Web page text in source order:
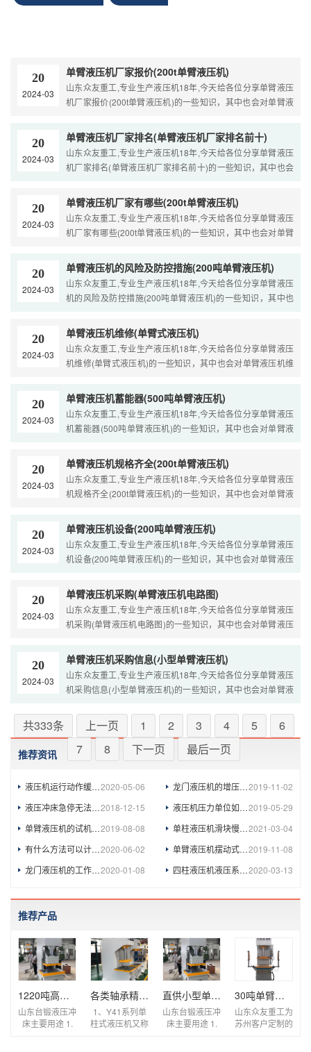
20
2024-03
单臂液压机厂家报价(200t单臂液压机)
山东众友重工,专业生产液压机18年,今天给各位分享单臂液压
机厂家报价(200t单臂液压机)的一些知识，其中也会对单臂液
现在面临的问题，别忘了关注本站，众友重工提供整套单臂液
压机厂家 ....
20
2024-03
单臂液压机厂家排名(单臂液压机厂家排名前十)
山东众友重工,专业生产液压机18年,今天给各位分享单臂液压
机厂家排名(单臂液压机厂家排名前十)的一些知识，其中也会
如果能碰巧解决你现在面临的问题，别忘了关注本站，众友重
工提供整套单臂液 ....
20
2024-03
单臂液压机厂家有哪些(200t单臂液压机)
山东众友重工,专业生产液压机18年,今天给各位分享单臂液压
机厂家有哪些(200t单臂液压机)的一些知识，其中也会对单臂
决你现在面临的问题，别忘了关注本站，众友重工提供整套单
臂液压机 ....
20
2024-03
单臂液压机的风险及防控措施(200吨单臂液压机)
山东众友重工,专业生产液压机18年,今天给各位分享单臂液压
机的风险及防控措施(200吨单臂液压机)的一些知识，其中也
释，如果能碰巧解决你现在面临的问题，别忘了关注本站，众
友重工提供整 ....
20
2024-03
单臂液压机维修(单臂式液压机)
山东众友重工,专业生产液压机18年,今天给各位分享单臂液压
机维修(单臂式液压机)的一些知识，其中也会对单臂液压机维
题，别忘了关注本站，众友重工提供整套单臂液压机维修(单臂
式液压机)行业 ....
20
2024-03
单臂液压机蓄能器(500吨单臂液压机)
山东众友重工,专业生产液压机18年,今天给各位分享单臂液压
机蓄能器(500吨单臂液压机)的一些知识，其中也会对单臂液
现在面临的问题，别忘了关注本站，众友重工提供整套单臂液
压机蓄能器( ....
20
2024-03
单臂液压机规格齐全(200t单臂液压机)
山东众友重工,专业生产液压机18年,今天给各位分享单臂液压
机规格齐全(200t单臂液压机)的一些知识，其中也会对单臂液
现在面临的问题，别忘了关注本站，众友重工提供整套单臂液
压机规格 ....
20
2024-03
单臂液压机设备(200吨单臂液压机)
山东众友重工,专业生产液压机18年,今天给各位分享单臂液压
机设备(200吨单臂液压机)的一些知识，其中也会对单臂液压
面临的问题，别忘了关注本站，众友重工提供整套单臂液压机
设备(200 ....
20
2024-03
单臂液压机采购(单臂液压机电路图)
山东众友重工,专业生产液压机18年,今天给各位分享单臂液压
机采购(单臂液压机电路图)的一些知识，其中也会对单臂液压
面临的问题，别忘了关注本站，众友重工提供整套单臂液压机
采购(单臂液压机 ....
20
2024-03
单臂液压机采购信息(小型单臂液压机)
山东众友重工,专业生产液压机18年,今天给各位分享单臂液压
机采购信息(小型单臂液压机)的一些知识，其中也会对单臂液
现在面临的问题，别忘了关注本站，众友重工提供整套单臂液
压机采购信息(小 ....
共333条 上一页 1 2 3 4 5
6
7
8 下一页 最后一页
推荐资讯
2020-05-06
液压机运行动作缓慢的五大原因 2019-11-02
龙门液压机的增压回路
2018-12-15
液压冲床急停无法复位的原因及解决方法 2019-05-29
液压机压力单位如何计算
2019-08-08
单臂液压机的试机操作 2021-03-04
单柱液压机滑块慢速下降时抖动比较剧烈怎么办
2020-06-02
有什么方法可以计算出油压机的功率？ 2019-11-08
单臂液压机摆动式液压缸的工作原理
2020-01-08
龙门液压机的工作原理是怎么样的？ 2020-03-13
四柱液压机液压系统压力怎么调整
推荐产品
1220吨高速液压冲床 高效节能数控伺服冲孔液压机
山东台锻液压冲
床主要用途 1.
各类轴承精准校直压装单臂压装机 小型快速单柱
1、Y41系列单
柱式液压机又称
直供小型单臂快速压装液压机冲床 单柱式轴承电
山东台锻液压冲
床主要用途 1.
30吨单臂式油压机 30T压装整形单柱液压机
山东众友重工为
苏州客户定制的